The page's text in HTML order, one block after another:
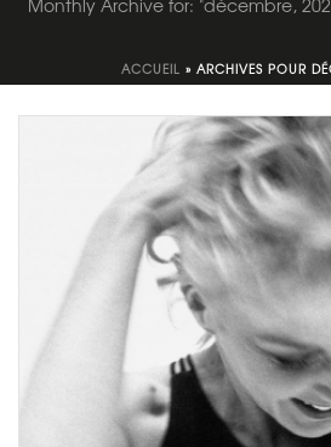
Monthly Archive for: "décembre,
ACCUEIL » ARCHIVES POUR